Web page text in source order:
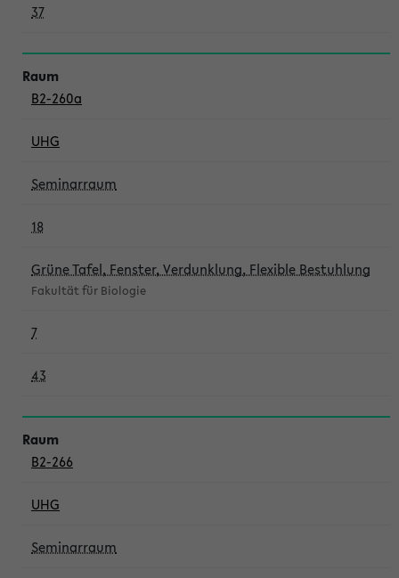
37
B2-260a
UHG
Seminarraum
18
Grüne Tafel, Fenster, Verdunklung, Flexible Bestuhlung
Fakultät für Biologie
7
43
B2-266
UHG
Seminarraum